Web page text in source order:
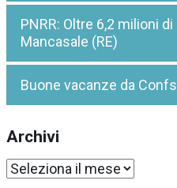
PNRR: Oltre 6,2 milioni
Mancasale (RE)
Buone vacanze da
Archivi
Archivi